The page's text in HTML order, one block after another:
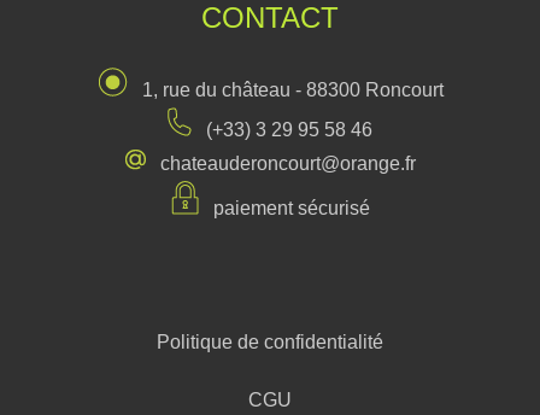
CONTACT
1, rue du château - 88300 Roncourt
(+33) 3 29 95 58 46
chateauderoncourt@orange.fr
paiement sécurisé
Politique de confidentialité
CGU